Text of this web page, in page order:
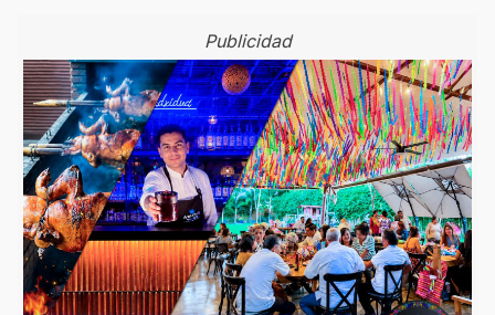
Publicidad